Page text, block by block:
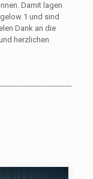
Damit lagen
1 und sind
Dank an die
herzlichen